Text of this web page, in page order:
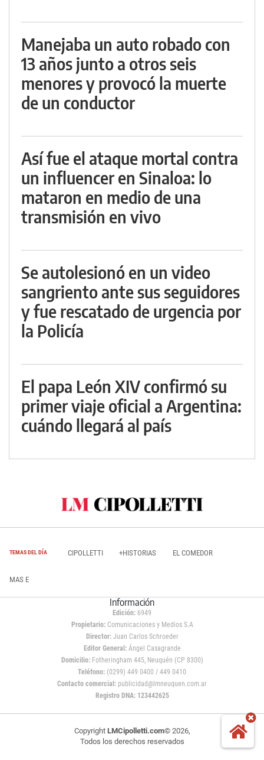
Manejaba un auto robado con
13 años junto a otros seis
menores y provocó la muerte
de un conductor
Así fue el ataque mortal contra
un influencer en Sinaloa: lo
mataron en medio de una
transmisión en vivo
Se autolesionó en un video
sangriento ante sus seguidores
y fue rescatado de urgencia por
la Policía
El papa León XIV confirmó su
primer viaje oficial a Argentina:
cuándo llegará al país
TEMAS DEL DÍA CIPOLLETTI +HISTORIAS EL COMEDOR
MAS E
Información
Edición: 6949
Propietario:Comunicaciones y Medios S.A
Director: Juan Carlos Schroeder
Editor General:Ángel Casagrande
Domicilio:Fotheringham 445, Neuquén (CP 8300)
Teléfono: (0299) 449 0400 / 449 0410
Contacto comercial: publicidad@lmneuquen.com.ar
Registro DNA: 123442625
Copyright LMCipolletti.com© 2026,
Todos los derechos reservados